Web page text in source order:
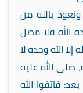
بالله من
الله فلا مضل
الله وحده لا
صلى الله عليه
فاتقوا الله